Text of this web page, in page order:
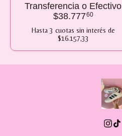
Transferencia o Efectivo
$38.77760
Hasta 3 cuotas sin interés de
$16.157,33